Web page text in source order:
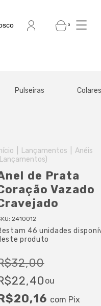
0
Pulseiras Colares
Lançamentos
Anéis
de Prata
Vazado
2410012
46 unidades
produto
ou
com Pix